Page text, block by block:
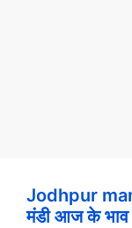
Jodhpur
मंडी आज के भाव